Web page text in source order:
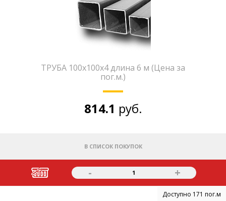
ТРУБА 100х100х4 длина 6 м (Цена за
пог.м.)
814.1 руб.
В СПИСОК ПОКУПОК
- 1 +
Доступно 171 пог.м